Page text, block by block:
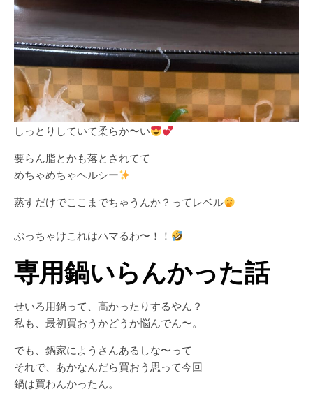
しっとりしていて柔らか〜い
要らん脂とかも落とされてて
めちゃめちゃヘルシー
蒸すだけでここまでちゃうんか？ってレベル
ぶっちゃけこれはハマるわ〜！！
専用鍋いらんかった話
せいろ用鍋って、高かったりするやん？
私も、最初買おうかどうか悩んでん〜。
でも、鍋家にようさんあるしな〜って
それで、あかなんだら買おう思って今回
鍋は買わんかったん。